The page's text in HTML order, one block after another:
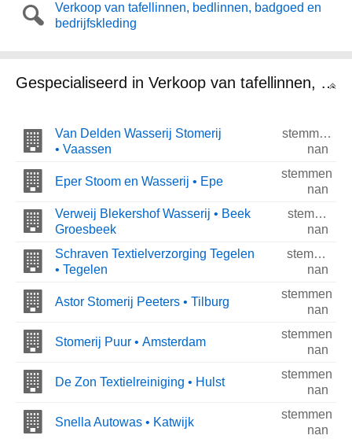
Verkoop van tafellinnen, bedlinnen, badgoed en
bedrijfskleding
Gespecialiseerd in Verkoop van tafellinnen, bedlinnen, badgoed en bedrijfskleding
Van Delden Wasserij Stomerij
• Vaassen
stemmen
nan
Eper Stoom en Wasserij • Epe
stemmen
nan
Verweij Blekershof Wasserij • Beek
Groesbeek
stemmen
nan
Schraven Textielverzorging Tegelen
• Tegelen
stemmen
nan
Astor Stomerij Peeters • Tilburg
stemmen
nan
Stomerij Puur • Amsterdam
stemmen
nan
De Zon Textielreiniging • Hulst
stemmen
nan
Snella Autowas • Katwijk
stemmen
nan